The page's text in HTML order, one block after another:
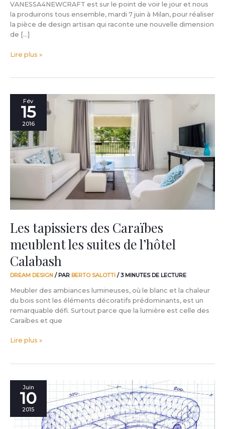
VANESSA4NEWCRAFT est sur le point de voir le jour et nous
la produirons tous ensemble, mardi 7 juin à Milan, pour réaliser
la pièce de design artisan qui raconte une nouvelle dimension
de […]
Lire plus »
Fév
15
2016
Les tapissiers des Caraïbes
meublent les suites de l’hôtel
Calabash
DREAM DESIGN / PAR BERTO SALOTTI /3 MINUTES DE LECTURE
Meubler des ambiances lumineuses, où le blanc et la chaleur
du bois sont les éléments décoratifs prédominants, est un
remarquable défi. Surtout parce que la lumière est celle des
Caraïbes et que
tapissiers
meublent
les
suites
de
Lire plus »
Juin
10
2015
Canapés
Chesterfiled,
commodité